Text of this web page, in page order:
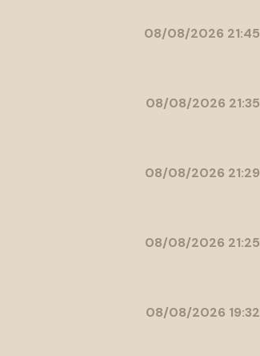
08/08/2026 21:45
08/08/2026 21:35
08/08/2026 21:29
08/08/2026 21:25
08/08/2026 19:32